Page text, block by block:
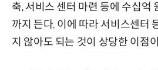
축, 서비스 센터 마련 등에 수십억
까지 든다. 이에 따라 서비스센터
지 않아도 되는 것이 상당한 이점